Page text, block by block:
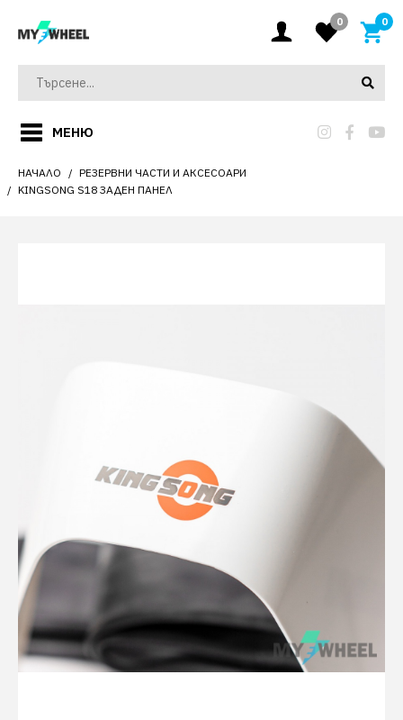
0 0
МЕНЮ
НАЧАЛО
РЕЗЕРВНИ ЧАСТИ И АКСЕСОАРИ
KINGSONG S18 ЗАДЕН ПАНЕЛ